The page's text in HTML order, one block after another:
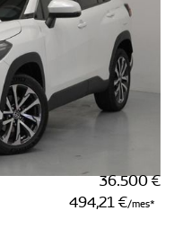
36.500 €
494,21 €/mes